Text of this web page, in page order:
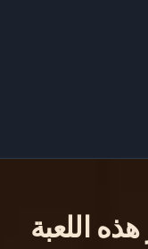
اللعبة